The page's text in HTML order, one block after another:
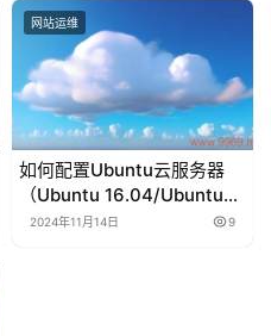
网站运维
如何配置Ubuntu云服务器
（Ubuntu 16.04/Ubuntu
18.04）？
2024年11月14日 9